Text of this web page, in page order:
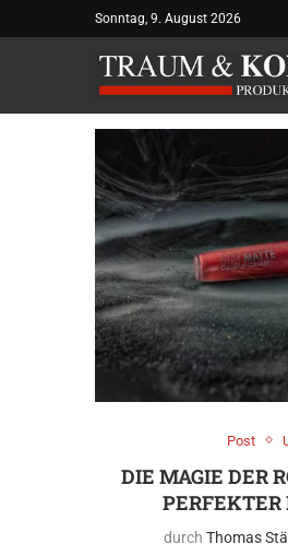
Sonntag, 9. August 2026
Post
DIE MAGIE DER
durchThomas